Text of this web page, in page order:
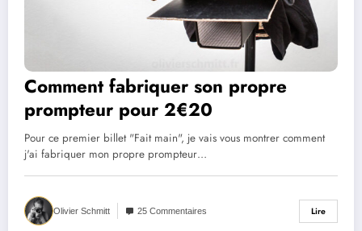
Comment fabriquer son propre
prompteur pour 2€20
Pour ce premier billet "Fait main", je vais vous montrer comment
j'ai fabriquer mon propre prompteur…
Olivier Schmitt 25 Commentaires Lire